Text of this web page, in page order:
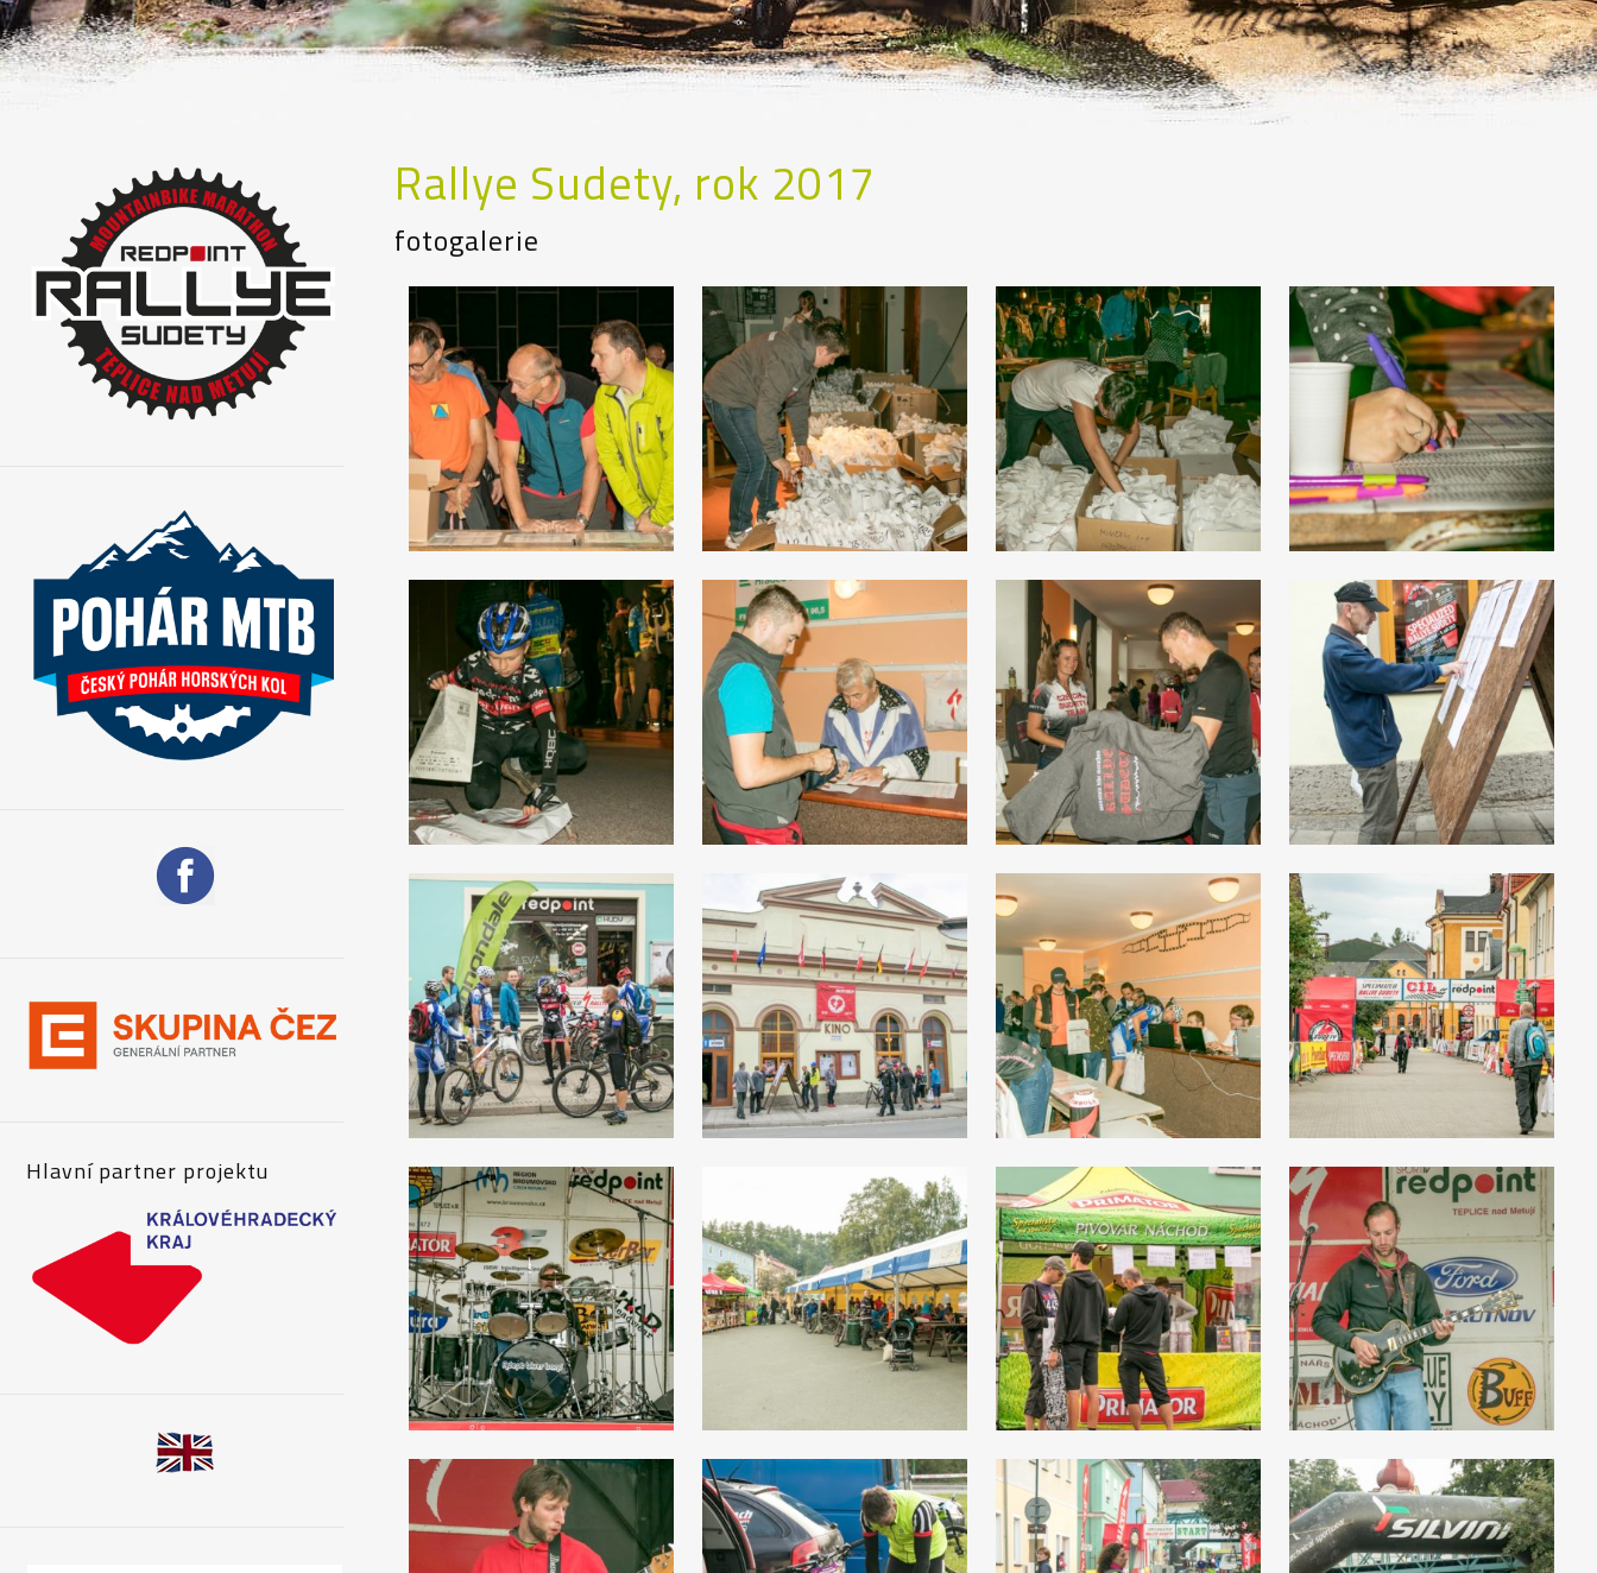
Rallye Sudety, rok 2017
fotogalerie
Hlavní partner projektu